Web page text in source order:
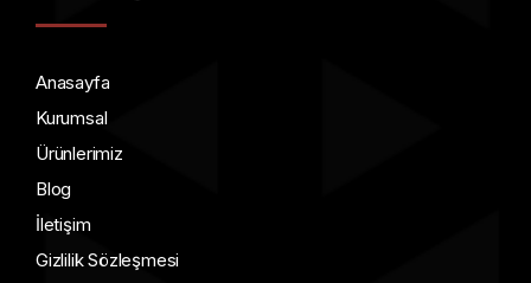
Anasayfa
Kurumsal
Ürünlerimiz
Blog
İletişim
Gizlilik Sözleşmesi